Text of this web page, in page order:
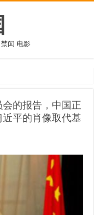
闻 电影
的报告，中国正
平的肖像取代基